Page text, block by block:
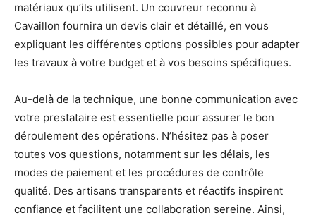
matériaux qu’ils utilisent. Un couvreur reconnu à
Cavaillon fournira un devis clair et détaillé, en vous
expliquant les différentes options possibles pour adapter
les travaux à votre budget et à vos besoins spécifiques.
Au-delà de la technique, une bonne communication avec
votre prestataire est essentielle pour assurer le bon
déroulement des opérations. N’hésitez pas à poser
toutes vos questions, notamment sur les délais, les
modes de paiement et les procédures de contrôle
qualité. Des artisans transparents et réactifs inspirent
confiance et facilitent une collaboration sereine. Ainsi,